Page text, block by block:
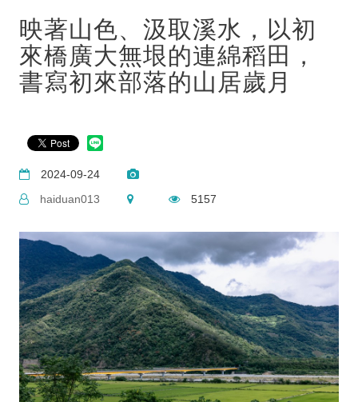
映著山色、汲取溪水，以初
來橋廣大無垠的連綿稻田，
書寫初來部落的山居歲月
2024-09-24
haiduan013
5157